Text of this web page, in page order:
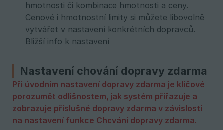
hmotnosti či kombinace hmotnosti a ceny.
Cenové i hmotnostní limity si můžete libovolně
vytvářet v nastavení konkrétních dopravců.
Bližší info k nastavení
Nastavení chování dopravy zdarma
Při úvodním nastavení dopravy zdarma je klíčové
porozumět odlišnostem, jak systém přiřazuje a
zobrazuje příslušné dopravy zdarma v závislosti
na nastavení funkce Chování dopravy zdarma.